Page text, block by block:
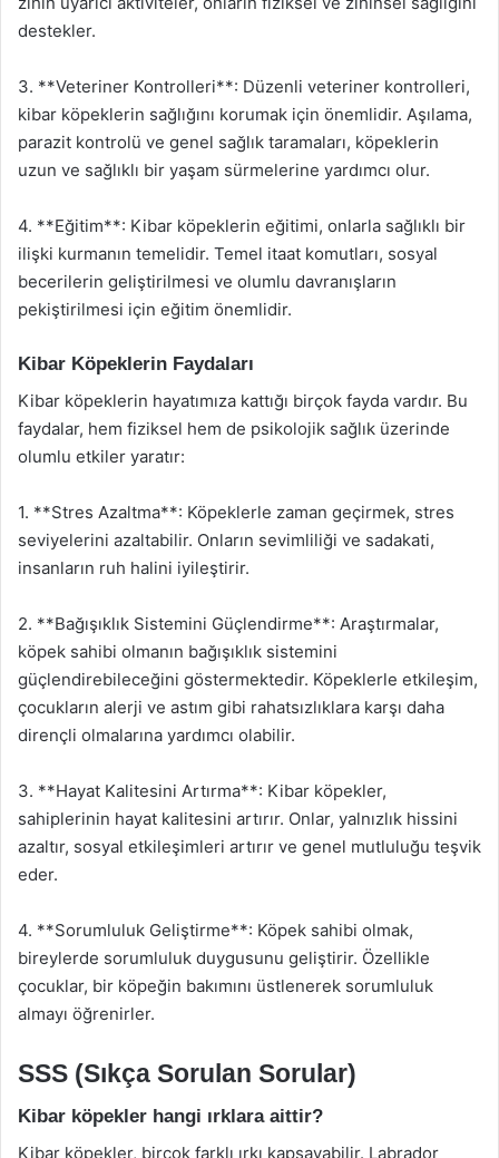
destekler.
3. **Veteriner Kontrolleri**: Düzenli veteriner kontrolleri,
kibar köpeklerin sağlığını korumak için önemlidir. Aşılama,
parazit kontrolü ve genel sağlık taramaları, köpeklerin
uzun ve sağlıklı bir yaşam sürmelerine yardımcı olur.
4. **Eğitim**: Kibar köpeklerin eğitimi, onlarla sağlıklı bir
ilişki kurmanın temelidir. Temel itaat komutları, sosyal
becerilerin geliştirilmesi ve olumlu davranışların
pekiştirilmesi için eğitim önemlidir.
Kibar Köpeklerin Faydaları
Kibar köpeklerin hayatımıza kattığı birçok fayda vardır. Bu
faydalar, hem fiziksel hem de psikolojik sağlık üzerinde
olumlu etkiler yaratır:
1. **Stres Azaltma**: Köpeklerle zaman geçirmek, stres
seviyelerini azaltabilir. Onların sevimliliği ve sadakati,
insanların ruh halini iyileştirir.
2. **Bağışıklık Sistemini Güçlendirme**: Araştırmalar,
köpek sahibi olmanın bağışıklık sistemini
güçlendirebileceğini göstermektedir. Köpeklerle etkileşim,
çocukların alerji ve astım gibi rahatsızlıklara karşı daha
dirençli olmalarına yardımcı olabilir.
3. **Hayat Kalitesini Artırma**: Kibar köpekler,
sahiplerinin hayat kalitesini artırır. Onlar, yalnızlık hissini
azaltır, sosyal etkileşimleri artırır ve genel mutluluğu teşvik
eder.
4. **Sorumluluk Geliştirme**: Köpek sahibi olmak,
bireylerde sorumluluk duygusunu geliştirir. Özellikle
çocuklar, bir köpeğin bakımını üstlenerek sorumluluk
almayı öğrenirler.
SSS (Sıkça Sorulan Sorular)
Kibar köpekler hangi ırklara aittir?
Kibar köpekler, birçok farklı ırkı kapsayabilir. Labrador